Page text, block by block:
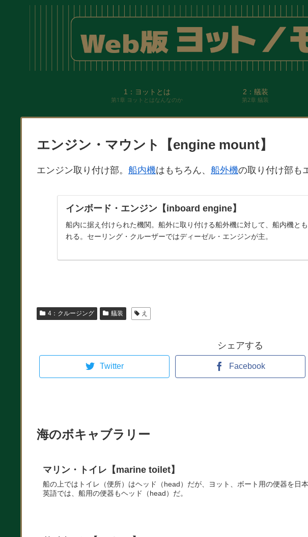
1：ヨットとは
第1章 ヨットとはなんなのか
2：艤装
第2章 艤装
エンジン・マウント【engine mount】
エンジン取り付け部。 船内機はもちろん、 船外機の取り付け部も
インボード・エンジン【inboard engine】
船内に据え付けられた機関。船外に取り付ける船外機に対して、船内機と
れる。セーリング・クルーザーではディーゼル・エンジンが主。
4：クルージング 艤装 え
シェアする
Twitter Facebook
海のボキャブラリー
マリン・トイレ【marine toilet】
船の上ではトイレ（便所）はヘッド（head）だが、ヨット、ボート用の便器を日
英語では、船用の便器もヘッド（head）だ。